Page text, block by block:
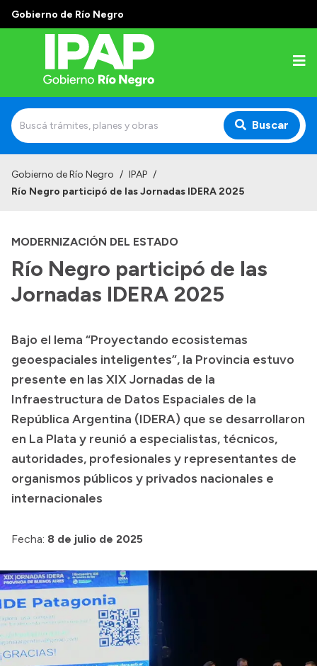
Gobierno de Río Negro
Buscar
Alumnos
Docentes y Capacitadores
Normativa
Accesos directos
SIU GUARANÍ
SECUNDARIO
TECNICATURAS
CAPACITACIONES
Gobierno de Río Negro / IPAP /
Río Negro participó de las Jornadas IDERA 2025
MODERNIZACIÓN DEL ESTADO
Río Negro participó de las
Jornadas IDERA 2025
Bajo el lema “Proyectando ecosistemas
geoespaciales inteligentes”, la Provincia estuvo
presente en las XIX Jornadas de la
Infraestructura de Datos Espaciales de la
República Argentina (IDERA) que se desarrollaron
en La Plata y reunió a especialistas, técnicos,
autoridades, profesionales y representantes de
organismos públicos y privados nacionales e
internacionales
Fecha: 8 de julio de 2025